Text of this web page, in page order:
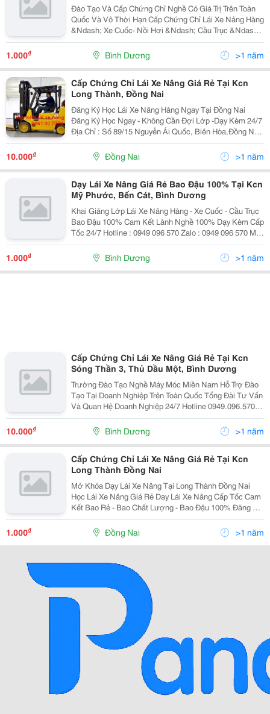
Đào Tạo Và Cấp Chứng Chỉ Nghề Có Giá Trị Trên Toàn
Quốc Và Vô Thời Hạn Cấp Chứng Chỉ Lái Xe Nâng Hàng
&Ndash; Xe Cuốc- Nồi Hơi &Ndash; Cầu Trục &Ndash;
Máy Nén Khí Cấp Tốc-Nhanh Đào Tạo An Toàn Lao
1.000₫ Bình Dương >1 năm
Cấp Chứng Chỉ Lái Xe Nâng Giá Rẻ Tại Kcn
Long Thành, Đồng Nai
Đăng Ký Học Lái Xe Nâng Hàng Ngay Tại Đồng Nai
Đăng Ký Học Ngay - Không Cần Đợi Lớp -Dạy Kèm 24/7
Địa Chỉ : Số 89/15 Nguyễn Ái Quốc, Biên Hòa,Đồng Nai
Chi Nhánh 1: Hẻm 22, An Phước, Long Thành, Đồng
Nai Địa Điểm Học Lái Linh...
10.000₫ Đồng Nai >1 năm
Dạy Lái Xe Nâng Giá Rẻ Bao Đậu 100% Tại Kcn
Mỹ Phước, Bến Cát, Bình Dương
Khai Giảng Lớp Lái Xe Nâng Hàng - Xe Cuốc - Cầu Trục
Bao Đậu 100% Cam Kết Lành Nghề 100% Dạy Kèm Cấp
Tốc 24/7 Hotline : 0949 096 570 Zalo : 0949 096 570 Mở
Lớp Từ Thứ Hai Đến Chủ Nhật Đăng Ký Học Ngay
Không Cần Đợi Lớp ...
1.000₫ Bình Dương >1 năm
Cấp Chứng Chỉ Lái Xe Nâng Giá Rẻ Tại Kcn
Sóng Thần 3, Thủ Dầu Một, Bình Dương
Trường Đào Tạo Nghề Máy Móc Miền Nam Hỗ Trợ Đào
Tạo Tại Doanh Nghiệp Trên Toàn Quốc Tổng Đài Tư Vấn
Và Quan Hệ Doanh Nghiệp 24/7 Hotline 0949.096.570
Zalo : 0949.096.570 Khai Giảng Thường Xuyên Các Lớp
Lái Xe Nâng &Ndash; Xe...
10.000₫ Bình Dương >1 năm
Cấp Chứng Chỉ Lái Xe Nâng Giá Rẻ Tại Kcn
Long Thành Đồng Nai
Mở Khóa Dạy Lái Xe Nâng Tại Long Thành Đồng Nai
Học Lái Xe Nâng Giá Rẻ Dạy Lái Xe Nâng Cấp Tốc Cam
Kết Bao Rẻ - Bao Chất Lượng - Bao Đậu 100% Đăng Ký
Học Lái Xe Nâng Ngay Tổng Đài Tư Vấn 24/7 :
0949.096.570 Zalo :...
1.000₫ Đồng Nai >1 năm